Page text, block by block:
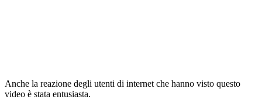
Anche la reazione degli utenti di internet che hanno visto questo
video è stata entusiasta.